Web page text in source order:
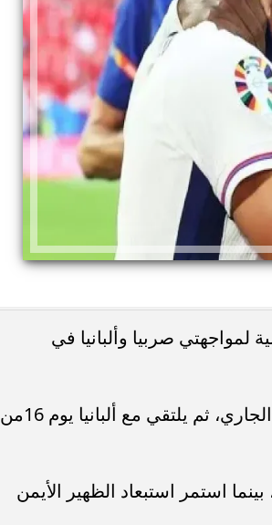
صربيا وألبانيا في
ويلتقي المنتخب الإنجليزي مع صربيا يوم الخميس 13 نوفمبر الجاري، ثم يلتقي مع ألبانيا يوم 16من
استمر استبعاد الظهير الأيمن